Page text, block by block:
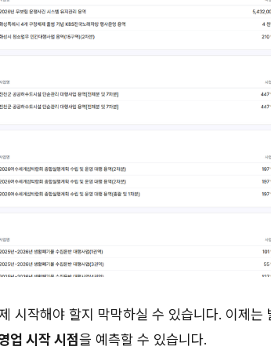
시작해야 할지 막막하실 수 있습니다. 이제는
업 시작 시점을 예측할 수 있습니다.